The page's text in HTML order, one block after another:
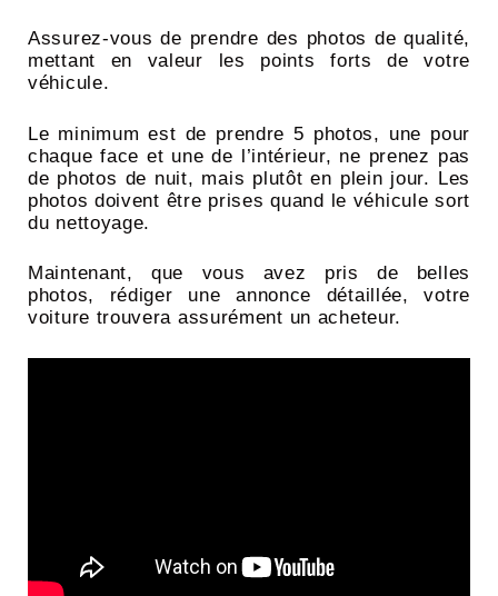
Assurez-vous de prendre des photos de qualité,
mettant en valeur les points forts de votre
véhicule.
Le minimum est de prendre 5 photos, une pour
chaque face et une de l’intérieur, ne prenez pas
de photos de nuit, mais plutôt en plein jour. Les
photos doivent être prises quand le véhicule sort
du nettoyage.
Maintenant, que vous avez pris de belles
photos, rédiger une annonce détaillée, votre
voiture trouvera assurément un acheteur.